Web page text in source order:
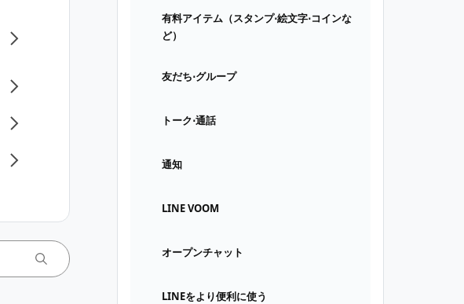
有料アイテム（スタンプ⋅絵文字⋅コインな
ど）
友だち⋅グループ
トーク⋅通話
通知
LINE VOOM
オープンチャット
LINEをより便利に使う